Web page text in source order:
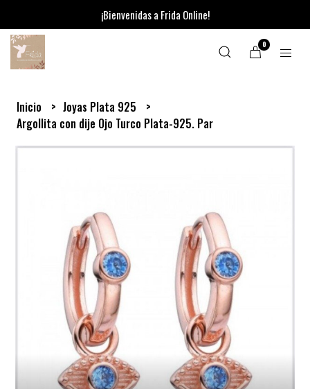
¡Bienvenidas a Frida Online!
0
Inicio
Joyas Plata 925
Argollita con dije Ojo Turco Plata-925. Par